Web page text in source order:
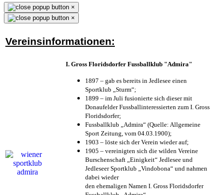
×
×
Vereinsinformationen:
I. Gross Floridsdorfer Fussballklub "Admira"
1897 – gab es bereits in Jedlesee einen
Sportklub „Sturm“;
1899 – im Juli fusionierte sich dieser mit
Donaufelder Fussballinteressierten zum I. Gross
Floridsdorfer;
Fussballklub „Admira“ (Quelle: Allgemeine
Sport Zeitung, vom 04.03.1900);
1903 – löste sich der Verein wieder auf;
1905 – vereinigten sich die wilden Vereine
Burschenschaft „Einigkeit“ Jedlesee und
Jedleseer Sportklub „Vindobona“ und nahmen
dabei wieder
den ehemaligen Namen I. Gross Floridsdorfer